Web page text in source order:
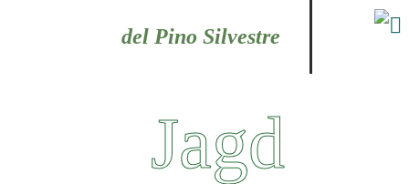
Jagd
Food tours
del Pino Silvestre